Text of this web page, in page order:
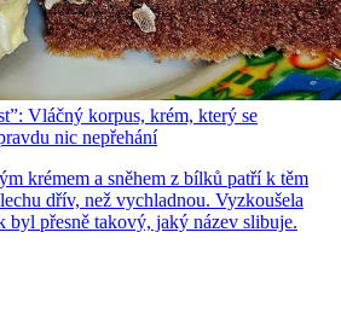
Vláčný korpus, krém, který se
nic nepřehání
krémem a sněhem z bílků patří k těm
dřív, než vychladnou. Vyzkoušela
byl přesně takový, jaký název slibuje.